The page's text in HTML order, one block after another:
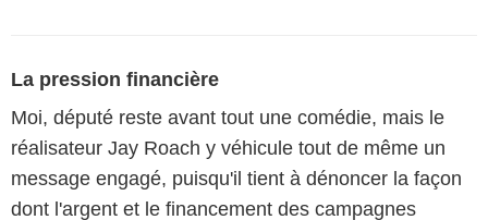
La pression financière
Moi, député reste avant tout une comédie, mais le
réalisateur Jay Roach y véhicule tout de même un
message engagé, puisqu'il tient à dénoncer la façon
dont l'argent et le financement des campagnes